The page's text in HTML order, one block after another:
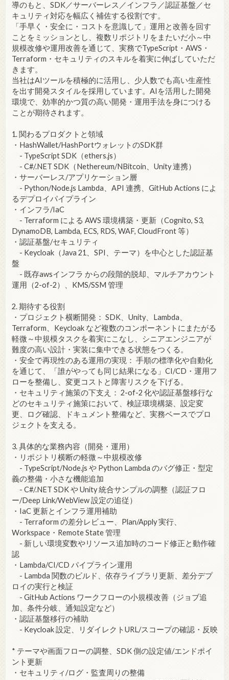
導のもと、SDK／サーバーレス／インフラ／認証基盤／セ
キュリティ対応を幅広く補佐する役割です。
「手早く・安全に・コストを意識して」運用と改善を回す
ことをミッションとし、複数リポジトリをまたいだ小～中
規模改修や運用改善を通じて、実務でTypeScript・AWS・
Terraform・セキュリティのスキルを着実に伸ばしていただ
きます。
当社はAIツールを積極的に活用し、少人数でも高い生産性
を出す開発スタイルを採用しています。AIを活用した開発
環境で、効率的かつ質の高い開発・運用手法を身につける
ことが期待されます。
1. 関わるプロダクトと領域
・HashWallet/HashPortウォレットのSDK群
- TypeScript SDK（ethers.js）
- C#/.NET SDK（Nethereum/NBitcoin、Unity 連携）
・サーバーレス/アプリケーション層
- Python/Node.js Lambda、API 連携、GitHub Actions によ
るデプロイパイプライン
・インフラ/IaC
- Terraform による AWS 環境構築・更新（Cognito, S3,
DynamoDB, Lambda, ECS, RDS, WAF, CloudFront 等）
・認証基盤/セキュリティ
- Keycloak（Java 21、SPI、テーマ）を中心とした認証基
盤
- 既存awsインフラ からの段階的脱却、マルチアカウント
運用（2-of-2）、KMS/SSM 管理
2. 期待する役割
・プロジェクト横断開発： SDK、Unity、Lambda、
Terraform、Keycloak など複数のコンポーネントにまたがる
軽微～中規模タスクを着実にこなし、シニアエンジニアが
難度の高い設計・実装に集中できる状態をつくる。
・安全で再現性のある運用の実現： 手順の標準化や自動化
を通じて、「誰がやっても同じ結果になる」CI/CD・運用フ
ローを整備し、変更コストと障害リスクを下げる。
・セキュリティ施策の下支え： 2-of-2 化や認証基盤移行な
どのセキュリティ施策において、検証環境構築、設定変
更、ログ確認、ドキュメント整備など、実務ベースでプロ
ジェクトを支える。
3. 具体的な業務内容（開発・運用）
・リポジトリ横断の軽微～中規模改修
- TypeScript/Node.js や Python Lambda のバグ修正・型定
義の整備・小さな機能追加
- C#/.NET SDK や Unity 統合サンプルの調整（認証フロ
ー/Deep Link/WebView 設定の追従）
・IaC 更新とインフラ運用補助
- Terraform の差分レビュー、Plan/Apply 実行、
Workspace・Remote State 管理
- 新しい環境変数やリソース追加時のコード修正と動作確
認
・Lambda/CI/CD パイプライン運用
- Lambda 関数のビルド、依存ライブラリ更新、差分デプ
ロイの実行と検証
- GitHub Actions ワークフローの小規模改善（ジョブ追
加、条件分岐、通知設定など）
・認証基盤移行の補助
- Keycloak 設定、リダイレクトURL/スコープの確認・反映
* テーマや画面フローの調整、SDK 側の設定値/エンドポイ
ント更新
・セキュリティ/ログ・監査周りの整備